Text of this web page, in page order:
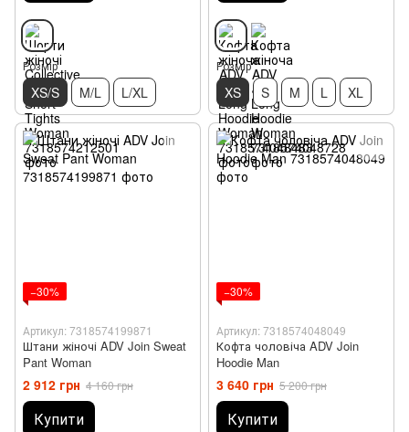
Розмір
XS/S M/L L/XL
Розмір
XS S M L XL
−30%
Артикул: 7318574199871
Штани жіночі ADV Join Sweat
Pant Woman
2 912 грн 4 160 грн
Купити
−30%
Артикул: 7318574048049
Кофта чоловіча ADV Join
Hoodie Man
3 640 грн 5 200 грн
Купити